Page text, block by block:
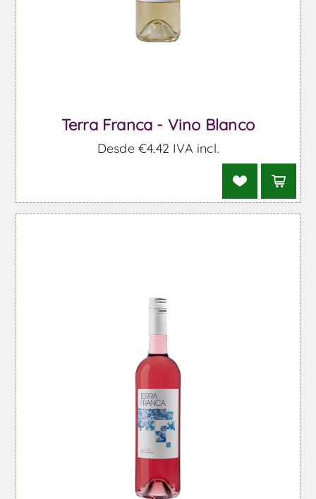
Terra Franca - Vino Blanco
Desde €4,42 IVA incl.